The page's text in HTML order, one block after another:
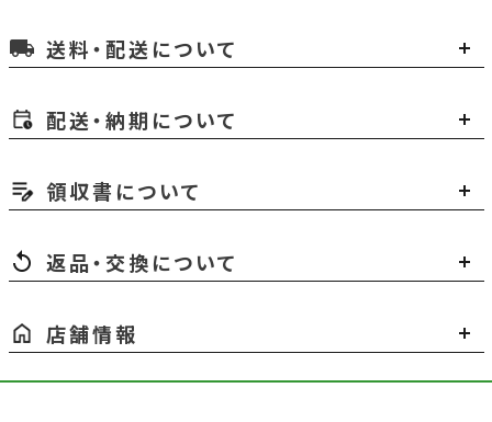
local_shipping 送料・配送について
配送・納期について
領収書について
返品・交換について
店舗情報